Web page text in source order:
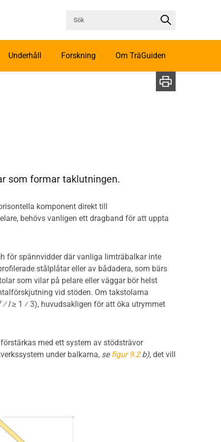
Underhåll Forskning Om TräGuiden
som formar taklutningen.
komponent direkt till
behövs vanligen ett dragband för att uppta
för spännvidder där vanliga limträbalkar inte
stålplåtar eller av bådadera, som bärs
som vilar på pelare eller väggar bör helst
vid stöden. Om takstolarna
⁄ l≥ 1 ⁄ 3), huvudsakligen för att öka utrymmet
med ett system av stödsträvor
under balkarna, sefigur 9.2b), det vill